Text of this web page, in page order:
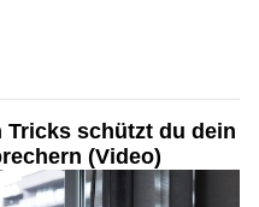
schützt du dein
(Video)